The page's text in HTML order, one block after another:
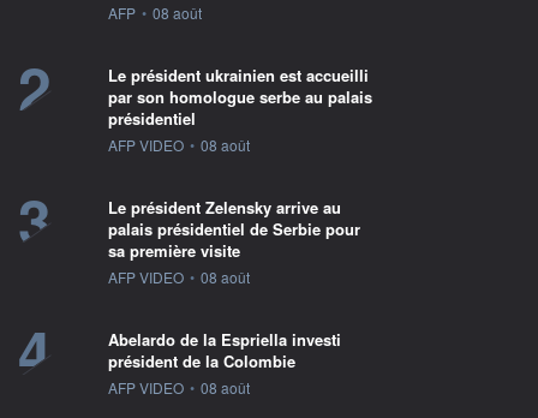
information fournie par
AFP • 08 août
2
Le président ukrainien est accueilli
par son homologue serbe au palais
présidentiel
information fournie par
AFP VIDEO • 08 août
3
Le président Zelensky arrive au
palais présidentiel de Serbie pour
sa première visite
information fournie par
AFP VIDEO • 08 août
4
Abelardo de la Espriella investi
président de la Colombie
information fournie par
AFP VIDEO • 08 août